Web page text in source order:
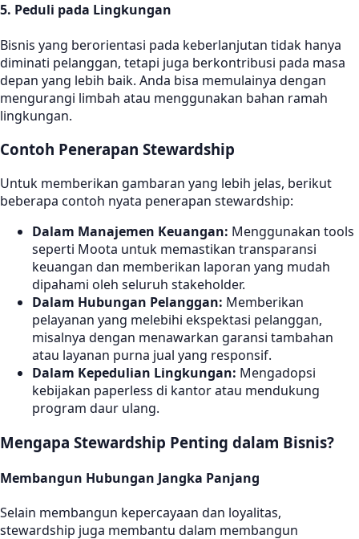
5. Peduli pada Lingkungan
Bisnis yang berorientasi pada keberlanjutan tidak hanya
diminati pelanggan, tetapi juga berkontribusi pada masa
depan yang lebih baik. Anda bisa memulainya dengan
mengurangi limbah atau menggunakan bahan ramah
lingkungan.
Contoh Penerapan Stewardship
Untuk memberikan gambaran yang lebih jelas, berikut
beberapa contoh nyata penerapan stewardship:
Dalam Manajemen Keuangan: Menggunakan tools
seperti Moota untuk memastikan transparansi
keuangan dan memberikan laporan yang mudah
dipahami oleh seluruh stakeholder.
Dalam Hubungan Pelanggan: Memberikan
pelayanan yang melebihi ekspektasi pelanggan,
misalnya dengan menawarkan garansi tambahan
atau layanan purna jual yang responsif.
Dalam Kepedulian Lingkungan: Mengadopsi
kebijakan paperless di kantor atau mendukung
program daur ulang.
Mengapa Stewardship Penting dalam Bisnis?
Membangun Hubungan Jangka Panjang
Selain membangun kepercayaan dan loyalitas,
stewardship juga membantu dalam membangun